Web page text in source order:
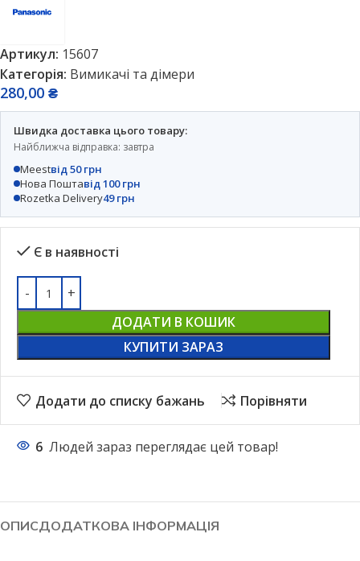
Артикул: 15607
Категорія: Вимикачі та дімери
280,00 ₴
Швидка доставка цього товару:
Найближча відправка: завтра
Meestвід 50 грн
Нова Поштавід 100 грн
Rozetka Delivery49 грн
Є в наявності
ДОДАТИ В КОШИК
КУПИТИ ЗАРАЗ
Додати до списку бажань Порівняти
6 Людей зараз переглядає цей товар!
ОПИСДОДАТКОВА ІНФОРМАЦІЯ